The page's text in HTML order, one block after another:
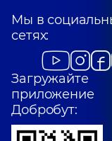
Мы в
сетях:
Загружайте
приложение
Добробут: